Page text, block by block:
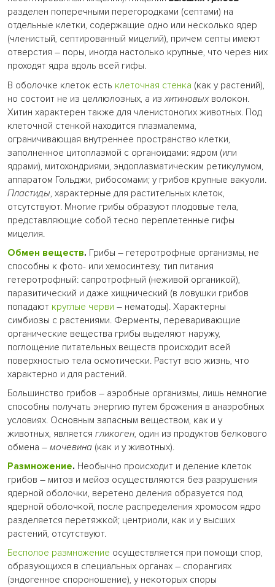
разделен поперечными перегородками (септами) на
отдельные клетки, содержащие одно или несколько ядер
(членистый, септированный мицелий), причем септы имеют
отверстия – поры, иногда настолько крупные, что через них
проходят ядра вдоль всей гифы.
В оболочке клеток есть клеточная стенка (как у растений),
но состоит не из целлюлозных, а изхитиновыхволокон.
Хитин характерен также для членистоногих животных. Под
клеточной стенкой находится плазмалемма,
ограничивающая внутреннее пространство клетки,
заполненное цитоплазмой с органоидами: ядром (или
ядрами), митохондриями, эндоплазматическим ретикулумом,
аппаратом Гольджи, рибосомами; у грибов крупные вакуоли.
Пластиды, характерные для растительных клеток,
отсутствуют. Многие грибы образуют плодовые тела,
представляющие собой тесно переплетенные гифы
мицелия.
Обмен веществ. Грибы – гетеротрофные организмы, не
способны к фото- или хемосинтезу, тип питания
гетеротрофный: сапротрофный (неживой органикой),
паразитический и даже хищнический (в ловушки грибов
попадают круглые черви – нематоды). Характерны
симбиозы с растениями. Ферменты, переваривающие
органические вещества грибы выделяют наружу,
поглощение питательных веществ происходит всей
поверхностью тела осмотически. Растут всю жизнь, что
характерно и для растений.
Большинство грибов – аэробные организмы, лишь немногие
способны получать энергию путем брожения в анаэробных
условиях. Основным запасным веществом, как и у
животных, является гликоген, один из продуктов белкового
обмена – мочевина (как и у животных).
Размножение. Необычно происходит и деление клеток
грибов – митоз и мейоз осуществляются без разрушения
ядерной оболочки, веретено деления образуется под
ядерной оболочкой, после распределения хромосом ядро
разделяется перетяжкой; центриоли, как и у высших
растений, отсутствуют.
Бесполое размножение осуществляется при помощи спор,
образующихся в специальных органах – спорангиях
(эндогенное спороношение), у некоторых споры